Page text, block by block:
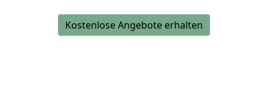
Kostenlose Angebote erhalten